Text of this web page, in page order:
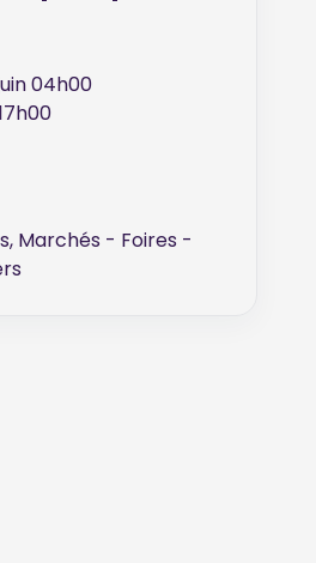
04h00
Marchés - Foires -